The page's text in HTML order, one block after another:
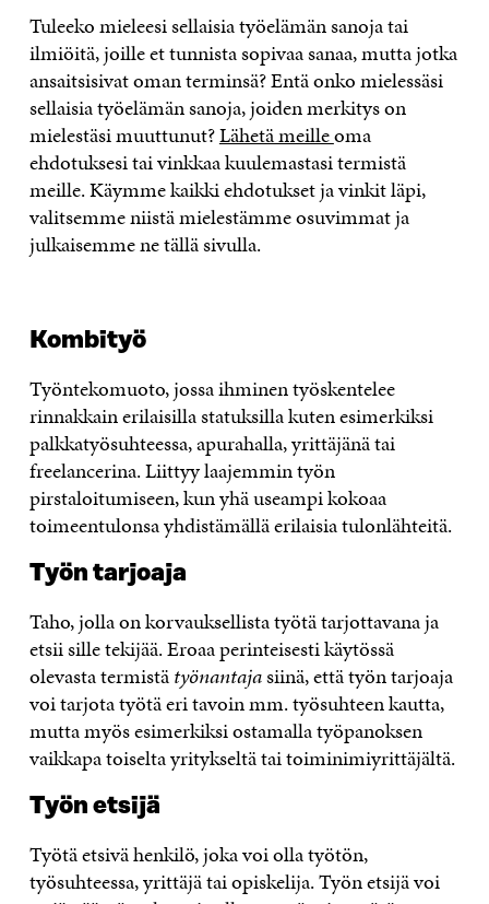
Tuleeko mieleesi sellaisia työelämän sanoja tai
ilmiöitä, joille et tunnista sopivaa sanaa, mutta jotka
ansaitsisivat oman terminsä? Entä onko mielessäsi
sellaisia työelämän sanoja, joiden merkitys on
mielestäsi muuttunut?Lähetä meilleoma
ehdotuksesi tai vinkkaa kuulemastasi termistä
meille. Käymme kaikki ehdotukset ja vinkit läpi,
valitsemme niistä mielestämme osuvimmat ja
julkaisemme ne tällä sivulla.
Kombityö
Työntekomuoto, jossa ihminen työskentelee
rinnakkain erilaisilla statuksilla kuten esimerkiksi
palkkatyösuhteessa, apurahalla, yrittäjänä tai
freelancerina. Liittyy laajemmin työn
pirstaloitumiseen, kun yhä useampi kokoaa
toimeentulonsa yhdistämällä erilaisia tulonlähteitä.
Työn tarjoaja
Taho, jolla on korvauksellista työtä tarjottavana ja
etsii sille tekijää. Eroaa perinteisesti käytössä
olevasta termistätyönantajasiinä, että työn tarjoaja
voi tarjota työtä eri tavoin mm. työsuhteen kautta,
mutta myös esimerkiksi ostamalla työpanoksen
vaikkapa toiselta yritykseltä tai toiminimiyrittäjältä.
Työn etsijä
Työtä etsivä henkilö, joka voi olla työtön,
työsuhteessa, yrittäjä tai opiskelija. Työn etsijä voi